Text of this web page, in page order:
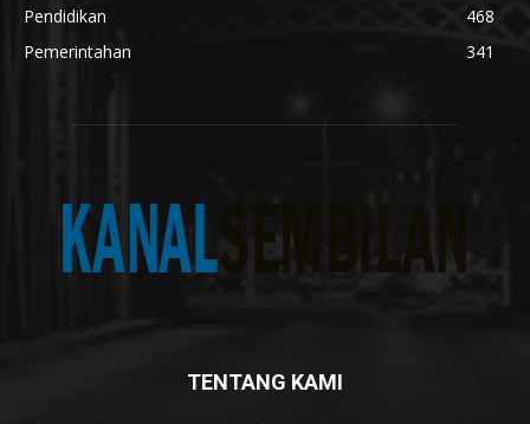
Pendidikan
468
Pemerintahan
341
TENTANG KAMI